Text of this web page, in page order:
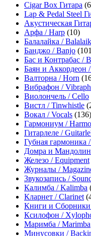
Cigar Box Гитара
Lap & Pedal Steel
Акустическая
Арфа / Harp (10)
Балалайка /
Банджо / Banjo
Бас и Контрабас /
Баян и Аккордеон
Валторна / Horn
Вибрафон /
Виолончель / Cello
Вистл / Tinwhistle
Вокал / Vocals (136)
Гармониум /
Гитарлеле /
Губная гармоника
Домра и
Железо / Equipment
Журналы /
Звукозапись /
Калимба / Kalimba
Кларнет / Clarinet
Книги и Сборники
Ксилофон /
Маримба / Marimba
Минусовки /